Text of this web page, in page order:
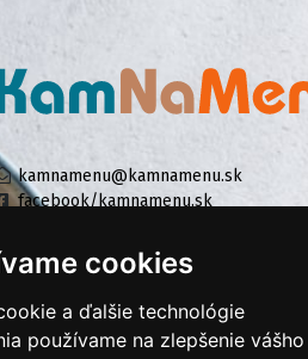
cookies
a ďalšie technológie
používame na zlepšenie vášho
kamnamenu@kamnamenu.sk
facebook/kamnamenu.sk
KONTAKTUJTE NÁS